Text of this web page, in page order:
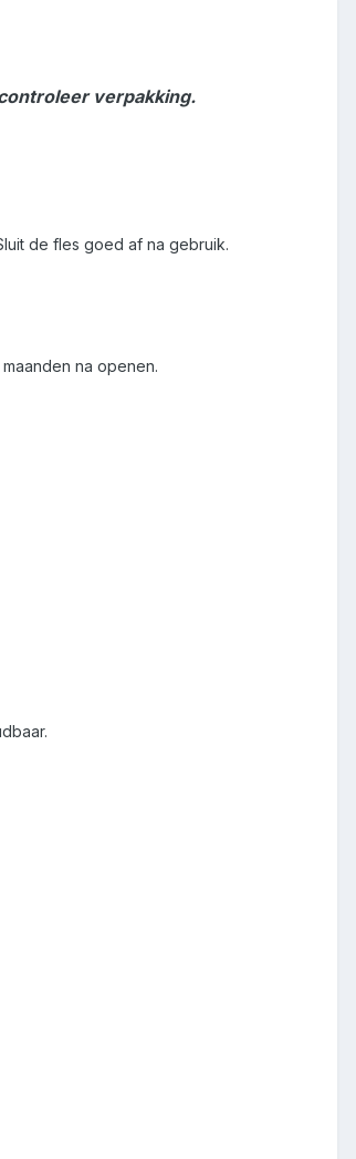
verpakking.
de fles goed af na gebruik.
na openen.